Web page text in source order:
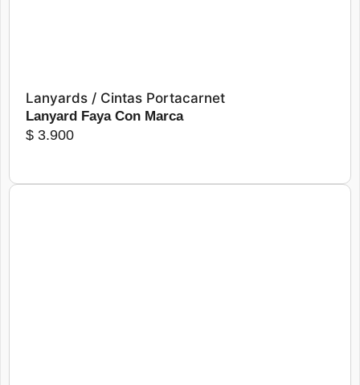
Lanyards / Cintas Portacarnet
Lanyard Faya Con Marca
$ 3.900